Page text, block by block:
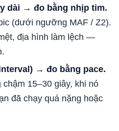
dài → đo bằng nhịp tim.
(dưới ngưỡng MAF / Z2).
địa hình làm lệch —
→ đo bằng pace.
15–30 giây, khi nó
đã chạy quá nặng hoặc